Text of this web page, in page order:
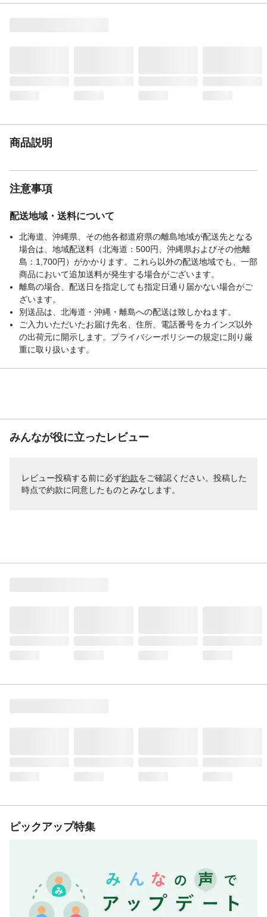
生産国
日本
商品説明
注意事項
配送地域・送料について
北海道、沖縄県、その他各都道府県の離島地域が配送先となる
場合は、地域配送料（北海道：500円、沖縄県およびその他離
島：1,700円）がかかります。これら以外の配送地域でも、一部
商品において追加送料が発生する場合がございます。
離島の場合、配送日を指定しても指定日通り届かない場合がご
ざいます。
別送品は、北海道・沖縄・離島への配送は致しかねます。
ご入力いただいたお届け先名、住所、電話番号をカインズ以外
の出荷元に開示します。プライバシーポリシーの規定に則り厳
重に取り扱います。
みんなが役に立ったレビュー
レビュー投稿する前に必ず約款をご確認ください。投稿した
時点で約款に同意したものとみなします。
ピックアップ特集